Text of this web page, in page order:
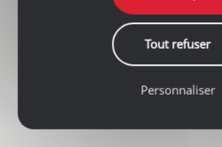
Tout refuser
Personnaliser